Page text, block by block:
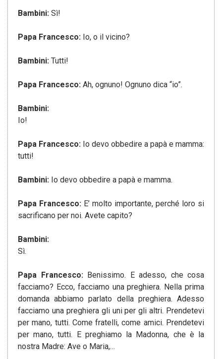
Bambini: Sì!
Papa Francesco: Io, o il vicino?
Bambini: Tutti!
Papa Francesco: Ah, ognuno! Ognuno dica “io”.
Bambini:
Io!
Papa Francesco: Io devo obbedire a papà e mamma:
tutti!
Bambini: Io devo obbedire a papà e mamma.
Papa Francesco: E’ molto importante, perché loro si
sacrificano per noi. Avete capito?
Bambini:
Sì.
Papa Francesco:Benissimo. E adesso, che cosa
facciamo? Ecco, facciamo una preghiera. Nella prima
domanda abbiamo parlato della preghiera. Adesso
facciamo una preghiera gli uni per gli altri. Prendetevi
per mano, tutti. Come fratelli, come amici. Prendetevi
per mano, tutti. E preghiamo la Madonna, che è la
nostra Madre: Ave o Maria,…